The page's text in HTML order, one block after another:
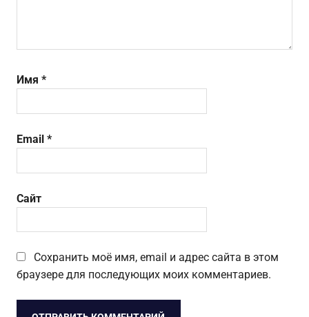
Имя *
Email *
Сайт
Сохранить моё имя, email и адрес сайта в этом
браузере для последующих моих комментариев.